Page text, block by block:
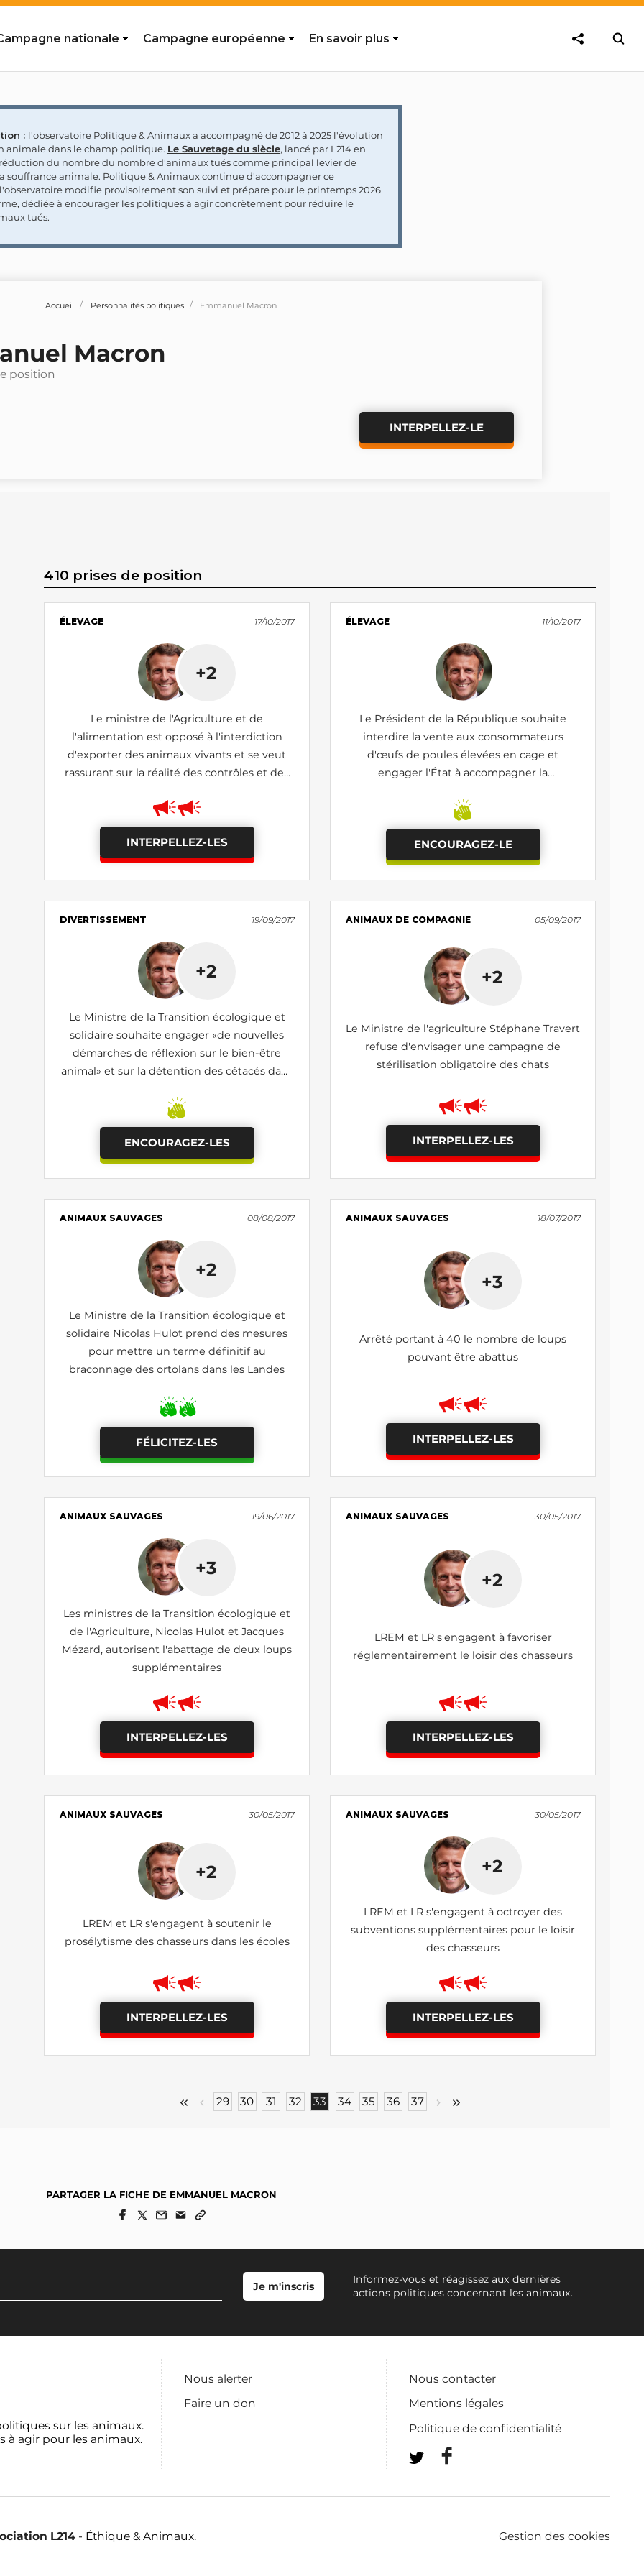
nationale Campagne européenne En savoir plus
: l'observatoire Politique & Animaux a accompagné de 2012 à 2025 l'évolution
animale dans le champ politique. Le Sauvetage du siècle, lancé par L214 en
réduction du nombre du nombre d'animaux tués comme principal levier de
souffrance animale. Politique & Animaux continue d'accompagner ce
modifie provisoirement son suivi et prépare pour le printemps 2026
dédiée à encourager les politiques à agir concrètement pour réduire le
tués.
Accueil Personnalités politiques Emmanuel Macron
Macron
position
INTERPELLEZ-LE
410 prises de position
ÉLEVAGE 17/10/2017
+2
Le ministre de l'Agriculture et de
l'alimentation est opposé à l'interdiction
d'exporter des animaux vivants et se veut
rassurant sur la réalité des contrôles et des
INTERPELLEZ-LES
ÉLEVAGE 11/10/2017
Le Président de la République souhaite
interdire la vente aux consommateurs
d'œufs de poules élevées en cage et
engager l'État à accompagner la
ENCOURAGEZ-LE
DIVERTISSEMENT 19/09/2017
+2
Le Ministre de la Transition écologique et
solidaire souhaite engager «de nouvelles
démarches de réflexion sur le bien-être
animal» et sur la détention des cétacés dans
ENCOURAGEZ-LES
ANIMAUX DE COMPAGNIE 05/09/2017
+2
Le Ministre de l'agriculture Stéphane Travert
refuse d'envisager une campagne de
stérilisation obligatoire des chats
INTERPELLEZ-LES
ANIMAUX SAUVAGES 08/08/2017
+2
Le Ministre de la Transition écologique et
solidaire Nicolas Hulot prend des mesures
pour mettre un terme définitif au
braconnage des ortolans dans les Landes
FÉLICITEZ-LES
ANIMAUX SAUVAGES 18/07/2017
+3
Arrêté portant à 40 le nombre de loups
pouvant être abattus
INTERPELLEZ-LES
ANIMAUX SAUVAGES 19/06/2017
+3
Les ministres de la Transition écologique et
de l'Agriculture, Nicolas Hulot et Jacques
Mézard, autorisent l'abattage de deux loups
supplémentaires
INTERPELLEZ-LES
ANIMAUX SAUVAGES 30/05/2017
+2
LREM et LR s'engagent à favoriser
réglementairement le loisir des chasseurs
INTERPELLEZ-LES
ANIMAUX SAUVAGES 30/05/2017
+2
LREM et LR s'engagent à soutenir le
prosélytisme des chasseurs dans les écoles
INTERPELLEZ-LES
ANIMAUX SAUVAGES 30/05/2017
+2
LREM et LR s'engagent à octroyer des
subventions supplémentaires pour le loisir
des chasseurs
INTERPELLEZ-LES
29 30 31 32 33 34 35 36 37
PARTAGER LA FICHE DE EMMANUEL MACRON
Informez-vous et réagissez aux dernières
actions politiques concernant les animaux.
sur les animaux.
à agir pour les animaux.
Nous alerter
Faire un don
Nous contacter
Mentions légales
Politique de confidentialité
L214 - Éthique & Animaux. Gestion des cookies